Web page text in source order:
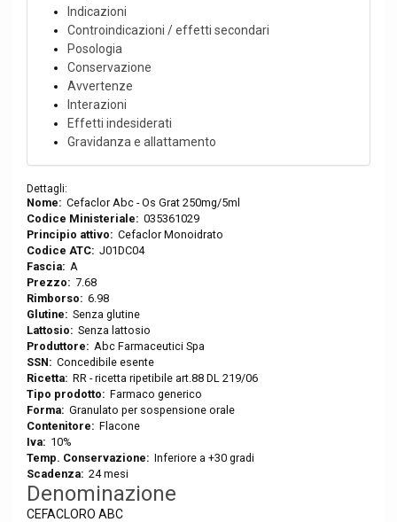
Indicazioni
Controindicazioni / effetti secondari
Posologia
Conservazione
Avvertenze
Interazioni
Effetti indesiderati
Gravidanza e allattamento
Dettagli:
Nome: Cefaclor Abc - Os Grat 250mg/5ml
Codice Ministeriale: 035361029
Principio attivo: Cefaclor Monoidrato
Codice ATC: J01DC04
Fascia: A
Prezzo: 7.68
Rimborso: 6.98
Glutine: Senza glutine
Lattosio: Senza lattosio
Produttore: Abc Farmaceutici Spa
SSN: Concedibile esente
Ricetta: RR - ricetta ripetibile art.88 DL 219/06
Tipo prodotto: Farmaco generico
Forma: Granulato per sospensione orale
Contenitore: Flacone
Iva: 10%
Temp. Conservazione: Inferiore a +30 gradi
Scadenza: 24 mesi
Denominazione
CEFACLORO ABC